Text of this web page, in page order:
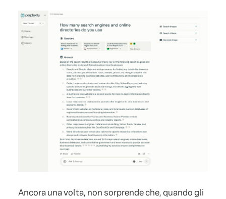
Ancora una volta, non sorprende che, quando gli